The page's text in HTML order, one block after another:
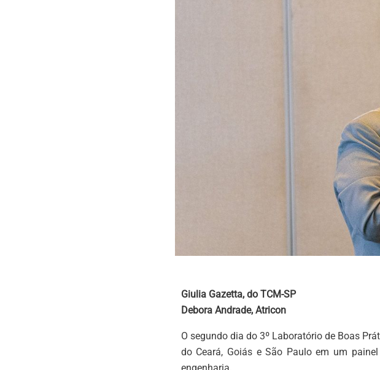
Giulia Gazetta, do TCM-SP
Debora Andrade, Atricon
O segundo dia do 3º Laboratório de Boas
do Ceará, Goiás e São Paulo em um